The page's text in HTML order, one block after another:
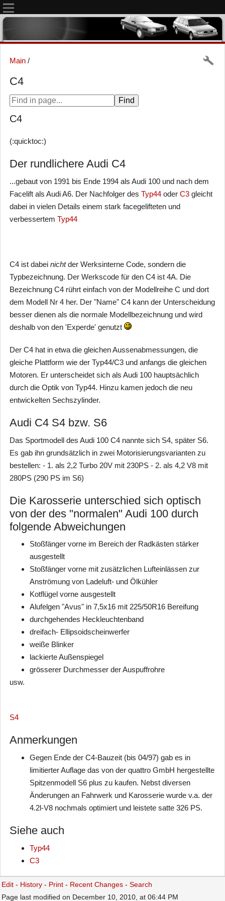
Main /
C4
C4
(:quicktoc:)
Der rundlichere Audi C4
...gebaut von 1991 bis Ende 1994 als Audi 100 und nach dem
Facelift als Audi A6. Der Nachfolger des Typ44 oder C3 gleicht
dabei in vielen Details einem stark facegelifteten und
verbessertem Typ44
C4 ist dabei nichtder Werksinterne Code, sondern die
Typbezeichnung. Der Werkscode für den C4 ist 4A. Die
Bezeichnung C4 rührt einfach von der Modellreihe C und dort
dem Modell Nr 4 her. Der "Name" C4 kann der Unterscheidung
besser dienen als die normale Modellbezeichnung und wird
deshalb von den 'Experde' genutzt
Der C4 hat in etwa die gleichen Aussenabmessungen, die
gleiche Plattform wie der Typ44/C3 und anfangs die gleichen
Motoren. Er unterscheidet sich als Audi 100 hauptsächlich
durch die Optik von Typ44. Hinzu kamen jedoch die neu
entwickelten Sechszylinder.
Audi C4 S4 bzw. S6
Das Sportmodell des Audi 100 C4 nannte sich S4, später S6.
Es gab ihn grundsätzlich in zwei Motorisierungsvarianten zu
bestellen: - 1. als 2,2 Turbo 20V mit 230PS - 2. als 4,2 V8 mit
280PS (290 PS im S6)
Die Karosserie unterschied sich optisch
von der des "normalen" Audi 100 durch
folgende Abweichungen
Stoßfänger vorne im Bereich der Radkästen stärker
ausgestellt
Stoßfänger vorne mit zusätzlichen Lufteinlässen zur
Anströmung von Ladeluft- und Ölkühler
Kotflügel vorne ausgestellt
Alufelgen "Avus" in 7,5x16 mit 225/50R16 Bereifung
durchgehendes Heckleuchtenband
dreifach- Ellipsoidscheinwerfer
weiße Blinker
lackierte Außenspiegel
grösserer Durchmesser der Auspuffrohre
usw.
S4
Anmerkungen
Gegen Ende der C4-Bauzeit (bis 04/97) gab es in
limitierter Auflage das von der quattro GmbH hergestellte
Spitzenmodell S6 plus zu kaufen. Nebst diversen
Änderungen an Fahrwerk und Karosserie wurde v.a. der
4.2l-V8 nochmals optimiert und leistete satte 326 PS.
Siehe auch
Typ44
C3
Edit - History - Print - Recent Changes - Search
Page last modified on December 10, 2010, at 06:44 PM